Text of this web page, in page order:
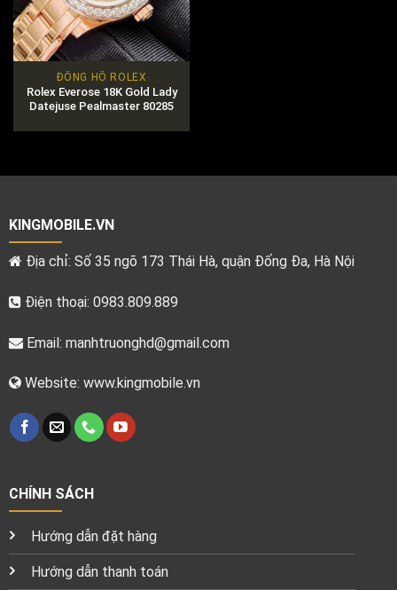
ĐỒNG HỒ ROLEX
Rolex Everose 18K Gold Lady
Datejuse Pealmaster 80285
KINGMOBILE.VN
Địa chỉ: Số 35 ngõ 173 Thái Hà, quận Đống Đa, Hà Nội
Điện thoại: 0983.809.889
Email: manhtruonghd@gmail.com
Website: www.kingmobile.vn
CHÍNH SÁCH
Hướng dẫn đặt hàng
Hướng dẫn thanh toán